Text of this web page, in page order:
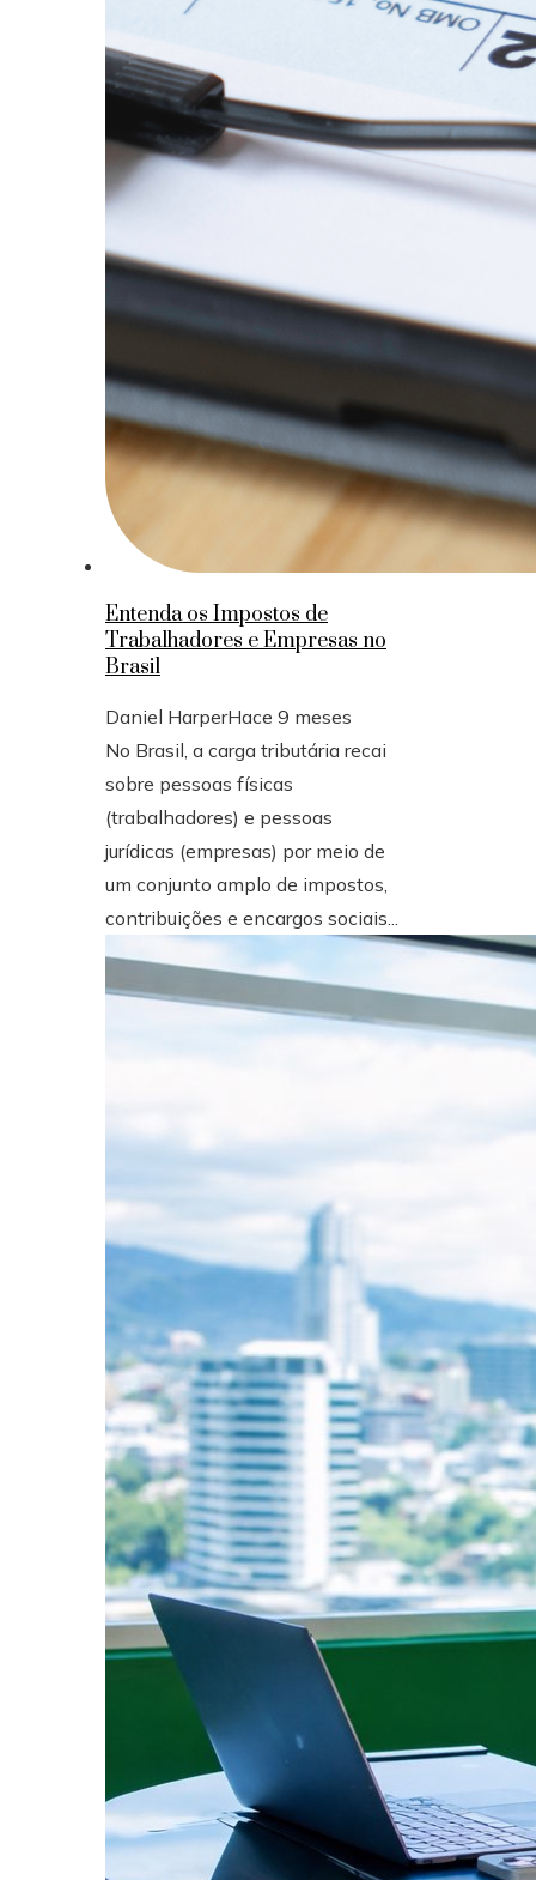
Entenda os Impostos de
Trabalhadores e Empresas no
Brasil
Daniel HarperHace 9 meses
No Brasil, a carga tributária recai
sobre pessoas físicas
(trabalhadores) e pessoas
jurídicas (empresas) por meio de
um conjunto amplo de impostos,
contribuições e encargos sociais...